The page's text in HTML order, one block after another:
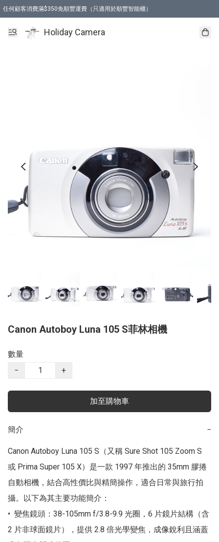
任何顧客消費滿$350免順豐運費（只適用於順豐智能櫃）
Holiday Camera
Canon Autoboy Luna 105 S菲林相機
數量
−
+
加至購物車
簡介 −
Canon Autoboy Luna 105 S（又稱 Sure Shot 105 Zoom S
或 Prima Super 105 X）是一款 1997 年推出的 35mm 膠捲
自動相機，結合高性價比與精簡操作，適合日常與旅行拍
攝。以下為其主要功能簡介：
•  變焦鏡頭：38-105mm f/3.8-9.9 光圈，6 片鏡片結構（含
2 片非球面鏡片），提供 2.8 倍光學變焦，成像銳利且涵蓋